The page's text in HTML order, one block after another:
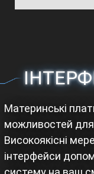
Материнські
можливостей для
Високоякісні
інтерфейси